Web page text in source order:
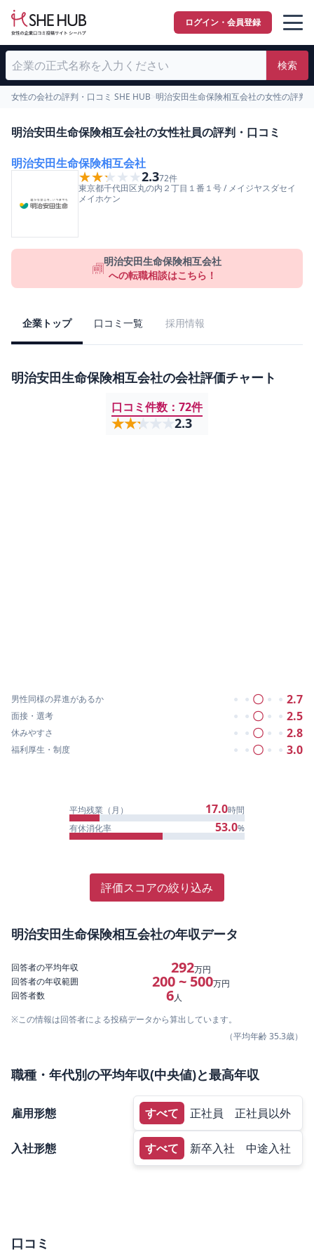
ログイン・会員登録
検索
女性の会社の評判・口コミ SHE HUB 明治安田生命保険相互会社の女性の評判
明治安田生命保険相互会社の女性社員の評判・口コミ
明治安田生命保険相互会社
★★★★★
★★★★★2.372件
東京都千代田区丸の内２丁目１番１号/ メイジヤスダセイ
メイホケン
明治安田生命保険相互会社
への転職相談はこちら！
企業トップ 口コミ一覧 採用情報
明治安田生命保険相互会社の会社評価チャート
口コミ件数： 72件
★★★★★
★★★★★ 2.3
男性同様の昇進があるか ● ● 〇 ● ● 2.7
面接・選考 ● ● 〇 ● ● 2.5
休みやすさ ● ● 〇 ● ● 2.8
福利厚生・制度 ● ● 〇 ● ● 3.0
平均残業（月） 17.0時間
有休消化率
53.0%
評価スコアの絞り込み
明治安田生命保険相互会社の年収データ
回答者の平均年収 292万円
回答者の年収範囲
200 ~ 500万円
回答者数
6人
※この情報は回答者による投稿データから算出しています。
（平均年齢35.3歳）
職種・年代別の平均年収(中央値)と最高年収
雇用形態 すべて 正社員 正社員以外
入社形態 すべて 新卒入社 中途入社
口コミ